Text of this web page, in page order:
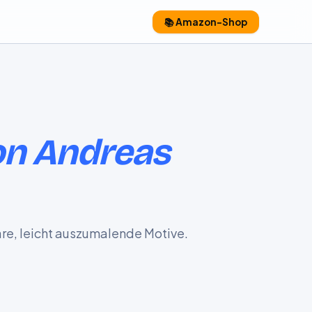
📚 Amazon-Shop
Andreas
leicht auszumalende Motive.